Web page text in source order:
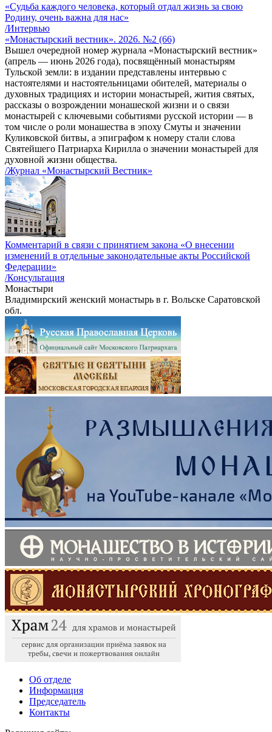
«Судьба каждого человека, который отдал жизнь за свою
Родину, очень важна для нас»
/Интервью
«Монастырский вестник». 2026. №2 (66)
Вышел очередной номер журнала «Монастырский вестник»
(апрель — июнь 2026 года), посвящённый монастырям
Тульской земли: в издании представлены интервью с
настоятелями и настоятельницами обителей, материалы о
духовных традициях и истории монастырей, жития святых,
рассказы о возрождении монашеской жизни и о связи
монастырей с ключевыми событиями русской истории — в
том числе о роли монашества в эпоху Смуты и значении
Куликовской битвы, а эпиграфом к номеру стали слова
Святейшего Патриарха Кирилла о значении монастырей для
духовной жизни общества.
/Журнал «Монастырский Вестник»
Комментарий в связи с принятием закона «О внесении
изменений в отдельные законодательные акты Российской
Федерации»
/Консультация
Монастыри
Владимирский женский монастырь в г. Вольске Саратовской
обл.
Об отделе
Информация
Председатель
Контакты